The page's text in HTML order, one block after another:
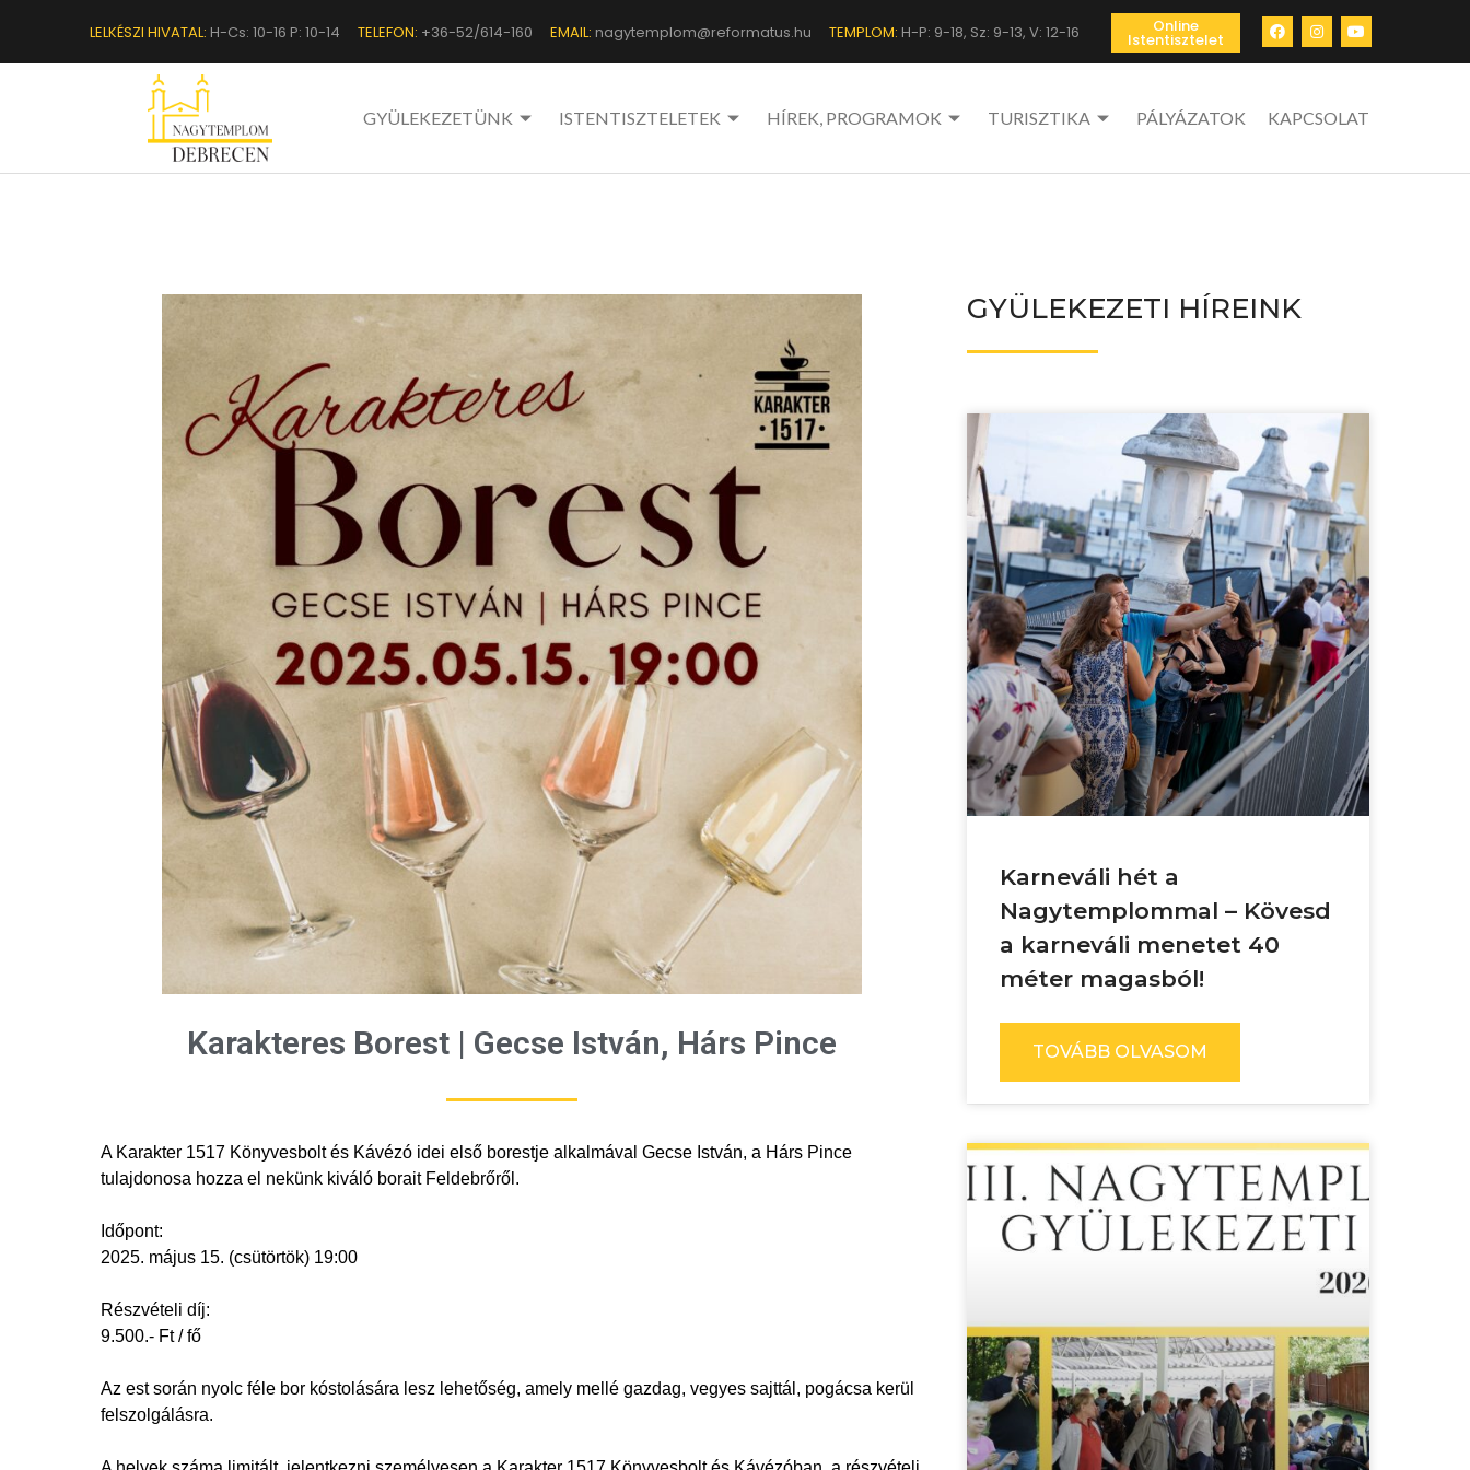
LELKÉSZI HIVATAL: H-Cs: 10-16 P: 10-14 TELEFON: +36-52/614-160 EMAIL: nagytemplom@reformatus.hu TEMPLOM: H-P: 9-18, Sz: 9-13, V: 12-16 Online
Istentisztelet
GYÜLEKEZETÜNK ISTENTISZTELETEK HÍREK, PROGRAMOK TURISZTIKA PÁLYÁZATOK KAPCSOLAT
Karakteres Borest | Gecse István, Hárs Pince
A Karakter 1517 Könyvesbolt és Kávézó idei első borestje alkalmával Gecse István, a Hárs Pince
tulajdonosa hozza el nekünk kiváló borait Feldebrőről.
Időpont:
2025. május 15. (csütörtök) 19:00
Részvételi díj:
9.500.- Ft / fő
Az est során nyolc féle bor kóstolására lesz lehetőség, amely mellé gazdag, vegyes sajttál, pogácsa kerül
felszolgálásra.
GYÜLEKEZETI HÍREINK
Karneváli hét a
Nagytemplommal – Kövesd
a karneváli menetet 40
méter magasból!
TOVÁBB OLVASOM